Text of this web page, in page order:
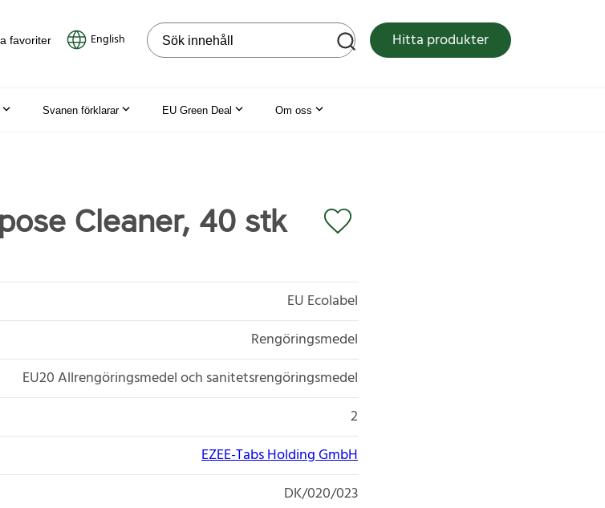
favoriter English Sök på webbplatsen Hitta produkter
Svanen förklarar EU Green Deal Om oss
Cleaner, 40 stk
EU Ecolabel
Rengöringsmedel
EU20 Allrengöringsmedel och sanitetsrengöringsmedel
2
EZEE-Tabs Holding GmbH
DK/020/023